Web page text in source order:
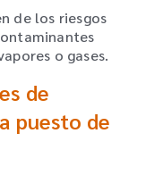
de los riesgos
o gases.
de
puesto de